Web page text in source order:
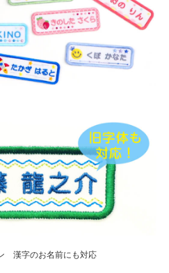
漢字のお名前にも対応